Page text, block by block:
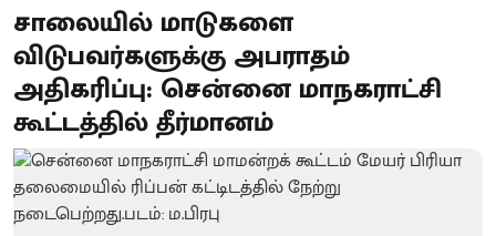
சாலையில் மாடுகளை
விடுபவர்களுக்கு அபராதம்
அதிகரிப்பு: சென்னை மாநகராட்சி
கூட்டத்தில் தீர்மானம்